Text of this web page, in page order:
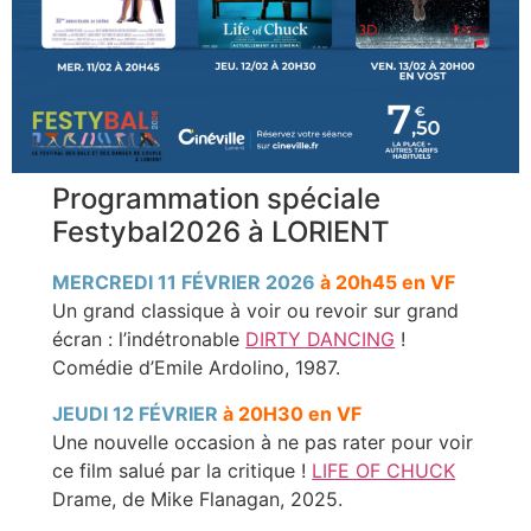
Programmation spéciale
Festybal2026 à LORIENT
MERCREDI 11 FÉVRIER 2026à 20h45 en VF
Un grand classique à voir ou revoir sur grand
écran : l’indétronable DIRTY DANCING !
Comédie d’Emile Ardolino, 1987.
JEUDI 12 FÉVRIERà 20H30 en VF
Une nouvelle occasion à ne pas rater pour voir
ce film salué par la critique ! LIFE OF CHUCK
Drame, de Mike Flanagan, 2025.